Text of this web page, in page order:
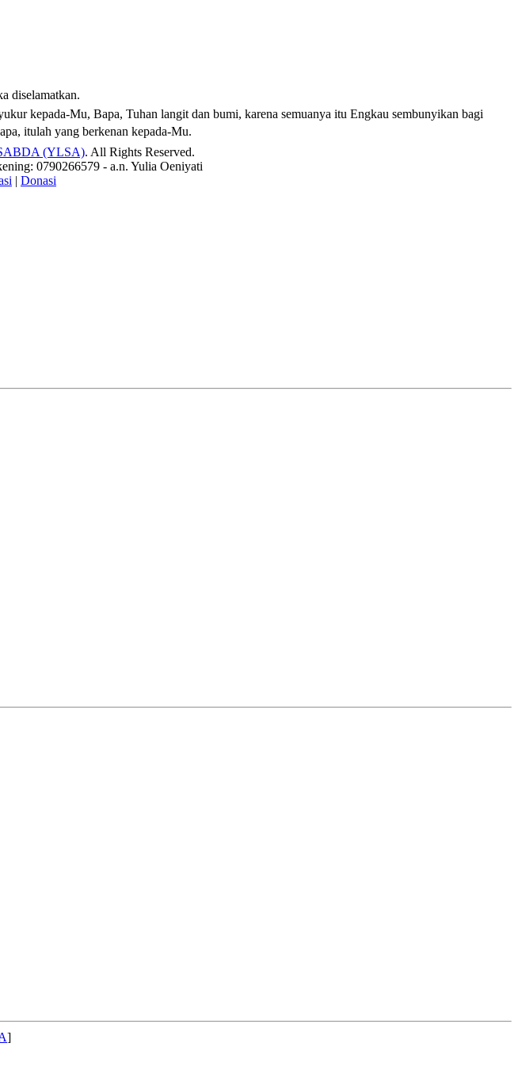
diselamatkan.
kepada-Mu, Bapa, Tuhan langit dan bumi, karena semuanya itu Engkau sembunyikan bagi
itulah yang berkenan kepada-Mu.
(YLSA). All Rights Reserved.
0790266579 - a.n. Yulia Oeniyati
| Donasi
]